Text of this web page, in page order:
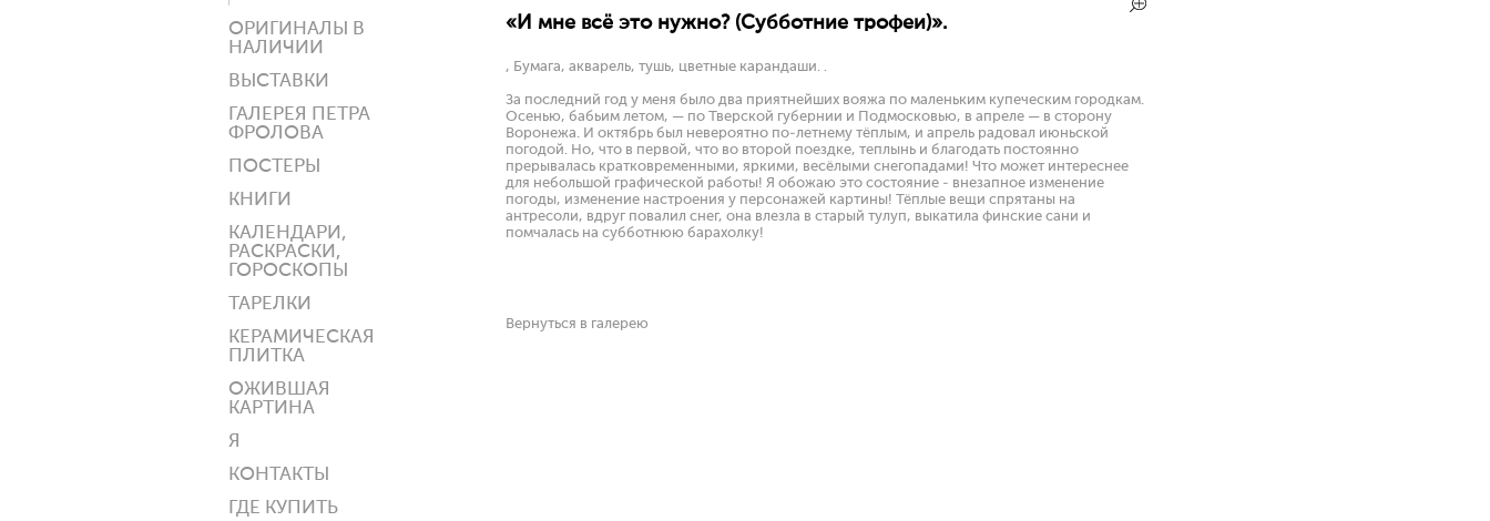
ОРИГИНАЛЫ В
НАЛИЧИИ
ВЫСТАВКИ
ГАЛЕРЕЯ ПЕТРА
ФРОЛОВА
ПОСТЕРЫ
КНИГИ
КАЛЕНДАРИ,
РАСКРАСКИ,
ГОРОСКОПЫ
ТАРЕЛКИ
КЕРАМИЧЕСКАЯ
ПЛИТКА
ОЖИВШАЯ
КАРТИНА
Я
КОНТАКТЫ
ГДЕ КУПИТЬ
«И мне всё это нужно? (Субботние трофеи)».
, Бумага, акварель, тушь, цветные карандаши. .
За последний год у меня было два приятнейших вояжа по маленьким купеческим городкам.
Осенью, бабьим летом, — по Тверской губернии и Подмосковью, в апреле — в сторону
Воронежа. И октябрь был невероятно по-летнему тёплым, и апрель радовал июньской
погодой. Но, что в первой, что во второй поездке, теплынь и благодать постоянно
прерывалась кратковременными, яркими, весёлыми снегопадами! Что может интереснее
для небольшой графической работы! Я обожаю это состояние - внезапное изменение
погоды, изменение настроения у персонажей картины! Тёплые вещи спрятаны на
антресоли, вдруг повалил снег, она влезла в старый тулуп, выкатила финские сани и
помчалась на субботнюю барахолку!
Вернуться в галерею